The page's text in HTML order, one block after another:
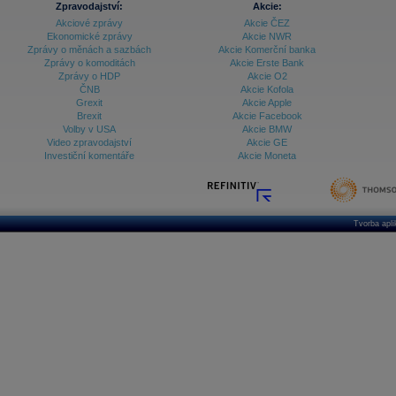
Archiv - Vývoj české koruny
Archiv analýz - Makroukazatele
Ceny průmyslových výrobců - Data a prognózy
Ceny průmyslových výrobců - Graf (ČR)
Ceny průmyslových výrobců - Kalendář (ČR)
Ceny průmyslových výrobců - Zpravodajství
Databanka - Ceny
Zpravodajství:
Akciové zprávy
Ekonomické zprávy
Zprávy o měnách a sazbách
Zprávy o komoditách
Zprávy o HDP
ČNB
Grexit
Brexit
Volby v USA
Video zpravodajství
Investiční komentáře
Akcie:
Akcie ČEZ
Akcie NWR
Akcie Komerční banka
Akcie Erste Bank
Akcie O2
Akcie Kofola
Akcie Apple
Akcie Facebook
Akcie BMW
Akcie GE
Akcie Moneta
Tvorba